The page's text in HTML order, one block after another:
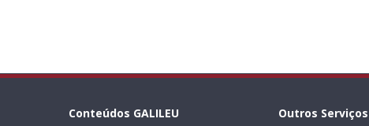
Conteúdos GALILEU
Outros Serviços